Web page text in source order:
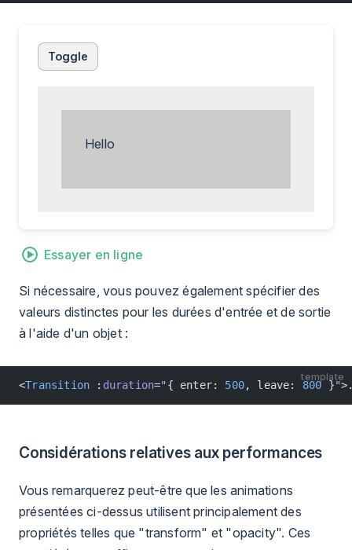
Toggle
Hello
Essayer en ligne
Si nécessaire, vous pouvez également spécifier des
valeurs distinctes pour les durées d'entrée et de sortie
à l'aide d'un objet :
template
<Transition : duration="{ enter: 500, leave: 800 }"
Considérations relatives aux performances
Vous remarquerez peut-être que les animations
présentées ci-dessus utilisent principalement des
propriétés telles que "transform" et "opacity". Ces